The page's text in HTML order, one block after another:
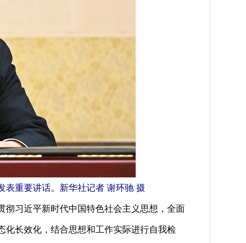
表重要讲话。新华社记者 谢环驰 摄
习近平新时代中国特色社会主义思想，全面
长效化，结合思想和工作实际进行自我检